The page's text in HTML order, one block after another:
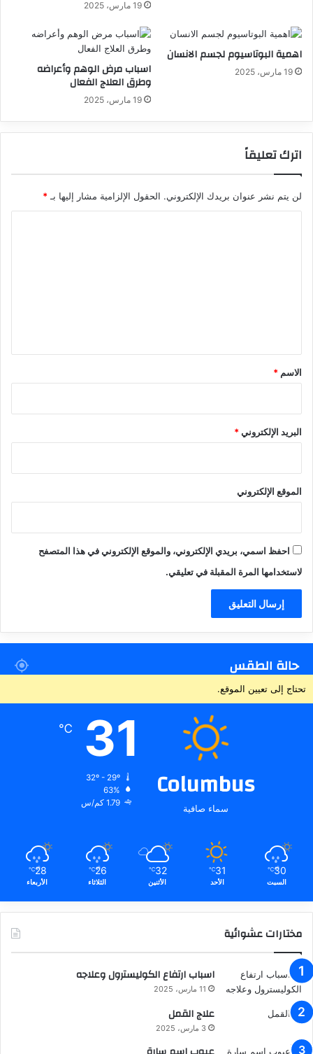
19 مارس، 2025
اهمية البوتاسيوم لجسم الانسان
19 مارس، 2025 اسباب مرض الوهم وأعراضه
وطرق العلاج الفعال
19 مارس، 2025
اترك تعليقاً
لن يتم نشر عنوان بريدك الإلكتروني. الحقول الإلزامية مشار إليها بـ *
*
الاسم *
البريد الإلكتروني*
الموقع الإلكتروني
احفظ اسمي، بريدي الإلكتروني، والموقع الإلكتروني في هذا المتصفح
لاستخدامها المرة المقبلة في تعليقي.
حالة الطقس
تحتاج إلى تعيين الموقع.
Columbus
سماء صافية
31
℃
63%
1.79 كم/س
30
℃
السبت
31
℃
الأحد
32
℃
الأثنين
26
℃
الثلاثاء
28
℃
الأربعاء
مختارات عشوائية
اسباب ارتفاع الكوليسترول وعلاجه
11 مارس، 2025
علاج القمل
3 مارس، 2025